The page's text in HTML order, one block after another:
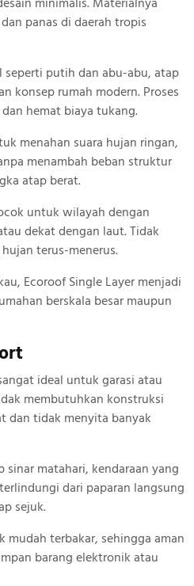
panas di daerah tropis
seperti putih dan abu-abu, atap
konsep rumah modern. Proses
hemat biaya tukang.
menahan suara hujan ringan,
menambah beban struktur
atap berat.
untuk wilayah dengan
dekat dengan laut. Tidak
terus-menerus.
Ecoroof Single Layer menjadi
berskala besar maupun
ideal untuk garasi atau
membutuhkan konstruksi
dan tidak menyita banyak
sinar matahari, kendaraan yang
dari paparan langsung
sejuk.
mudah terbakar, sehingga aman
barang elektronik atau